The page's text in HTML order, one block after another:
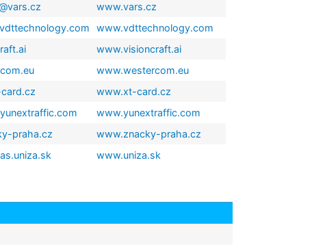
www.vars.cz
www.vdttechnology.com
www.visioncraft.ai
www.westercom.eu
www.xt-card.cz
www.yunextraffic.com
praha.cz
www.znacky-praha.cz
www.uniza.sk